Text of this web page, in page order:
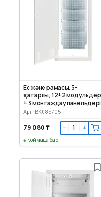
Ес және рамасы, 5-
қатарлы, 12+2 модульдер
+ 3 монтаждау панельдері
Арт: BK085705-F
79 080 ₸ − +
Қоймада бар